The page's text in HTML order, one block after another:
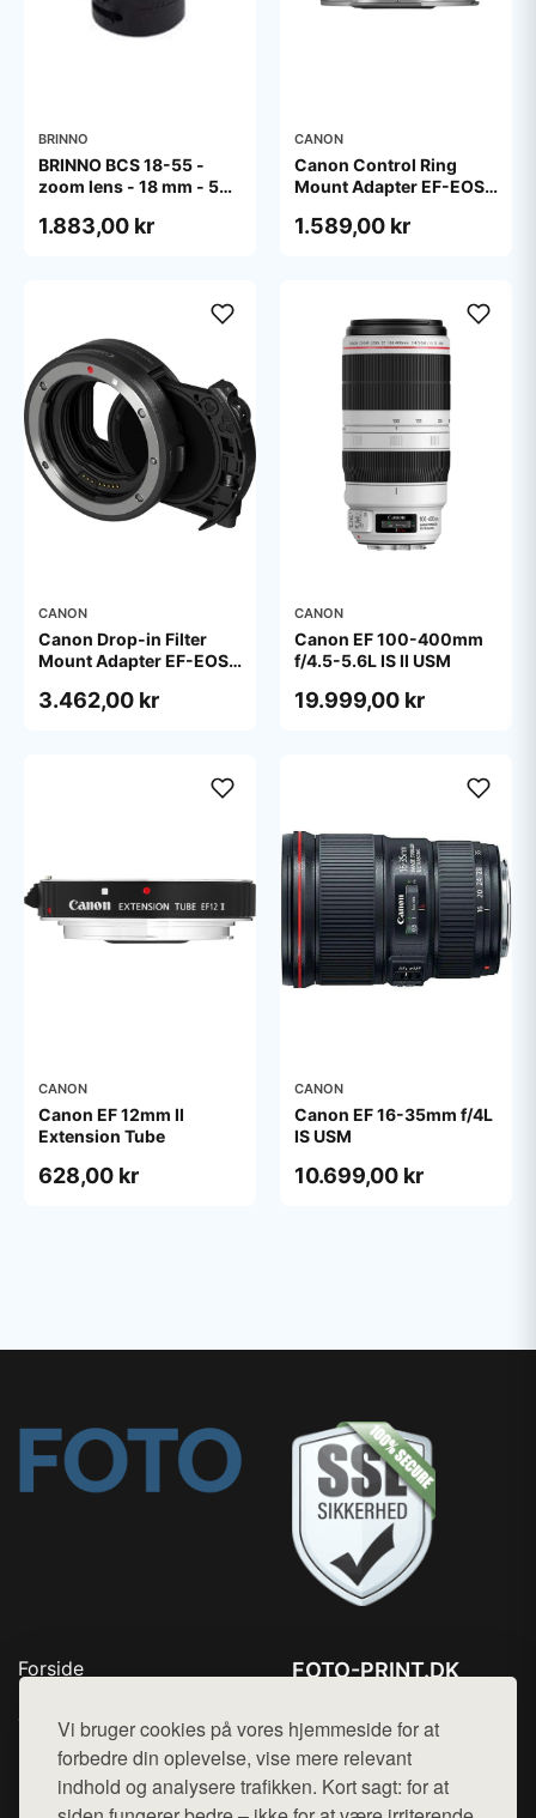
Vi bruger cookies på vores hjemmeside for at
forbedre din oplevelse, vise mere relevant
indhold og analysere trafikken. Kort sagt: for at
BRINNO
BRINNO BCS 18-55 -
zoom lens - 18 mm - 55
1.883,00 kr
CANON
Canon Control Ring
Mount Adapter EF-EOS
1.589,00 kr
CANON
Canon Drop-in Filter
Mount Adapter EF-EOS
ND Filter A
3.462,00 kr
CANON
Canon EF 100-400mm
f/4.5-5.6L IS II USM
19.999,00 kr
CANON
Canon EF 12mm II
Extension Tube
628,00 kr
CANON
Canon EF 16-35mm f/4L
IS USM
10.699,00 kr
Forside
Top Rabatter
Kontakt
FOTO-PRINT.DK
Mail: hej@want.dk
Cookie- og privatlivspolitik